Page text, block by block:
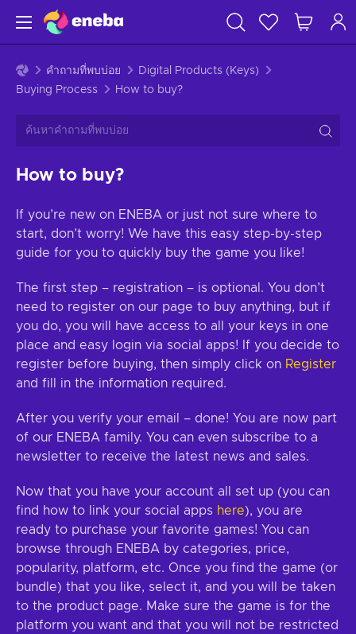
คำถามที่พบบ่อย
Digital Products (Keys)
Buying Process
How to buy?
How to buy?
If you’re new on ENEBA or just not sure where to
start, don’t worry! We have this easy step-by-step
guide for you to quickly buy the game you like!
The first step – registration – is optional. You don’t
need to register on our page to buy anything, but if
you do, you will have access to all your keys in one
place and easy login via social apps! If you decide to
register before buying, then simply click on Register
and fill in the information required.
After you verify your email – done! You are now part
of our ENEBA family. You can even subscribe to a
newsletter to receive the latest news and sales.
Now that you have your account all set up (you can
find how to link your social apps here), you are
ready to purchase your favorite games! You can
browse through ENEBA by categories, price,
popularity, platform, etc. Once you find the game (or
bundle) that you like, select it, and you will be taken
to the product page. Make sure the game is for the
platform you want and that you will not be restricted